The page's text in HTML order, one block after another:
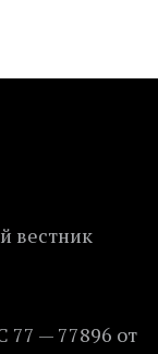
вестник
— 77896 от